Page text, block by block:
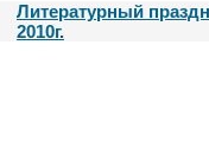
Литературный
2010г.